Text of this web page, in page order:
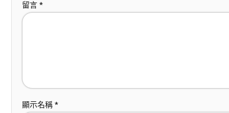
留言 *
顯示名稱 *